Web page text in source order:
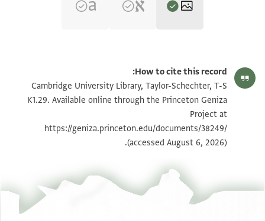
T-S K1.29 1v تكبير و تدوير
بيان أذونات الصورة
How to cite this record:
Cambridge University Library, Taylor-Schechter, T-S
K1.29. Available online through the Princeton Geniza
Project at
https://geniza.princeton.edu/documents/38249/
(accessed August 6, 2026).